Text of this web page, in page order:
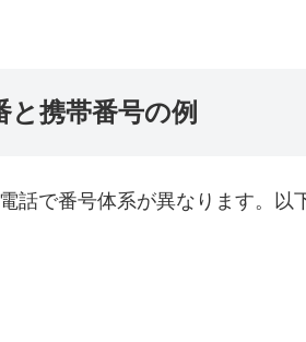
携帯番号の例
話で番号体系が異なります。以